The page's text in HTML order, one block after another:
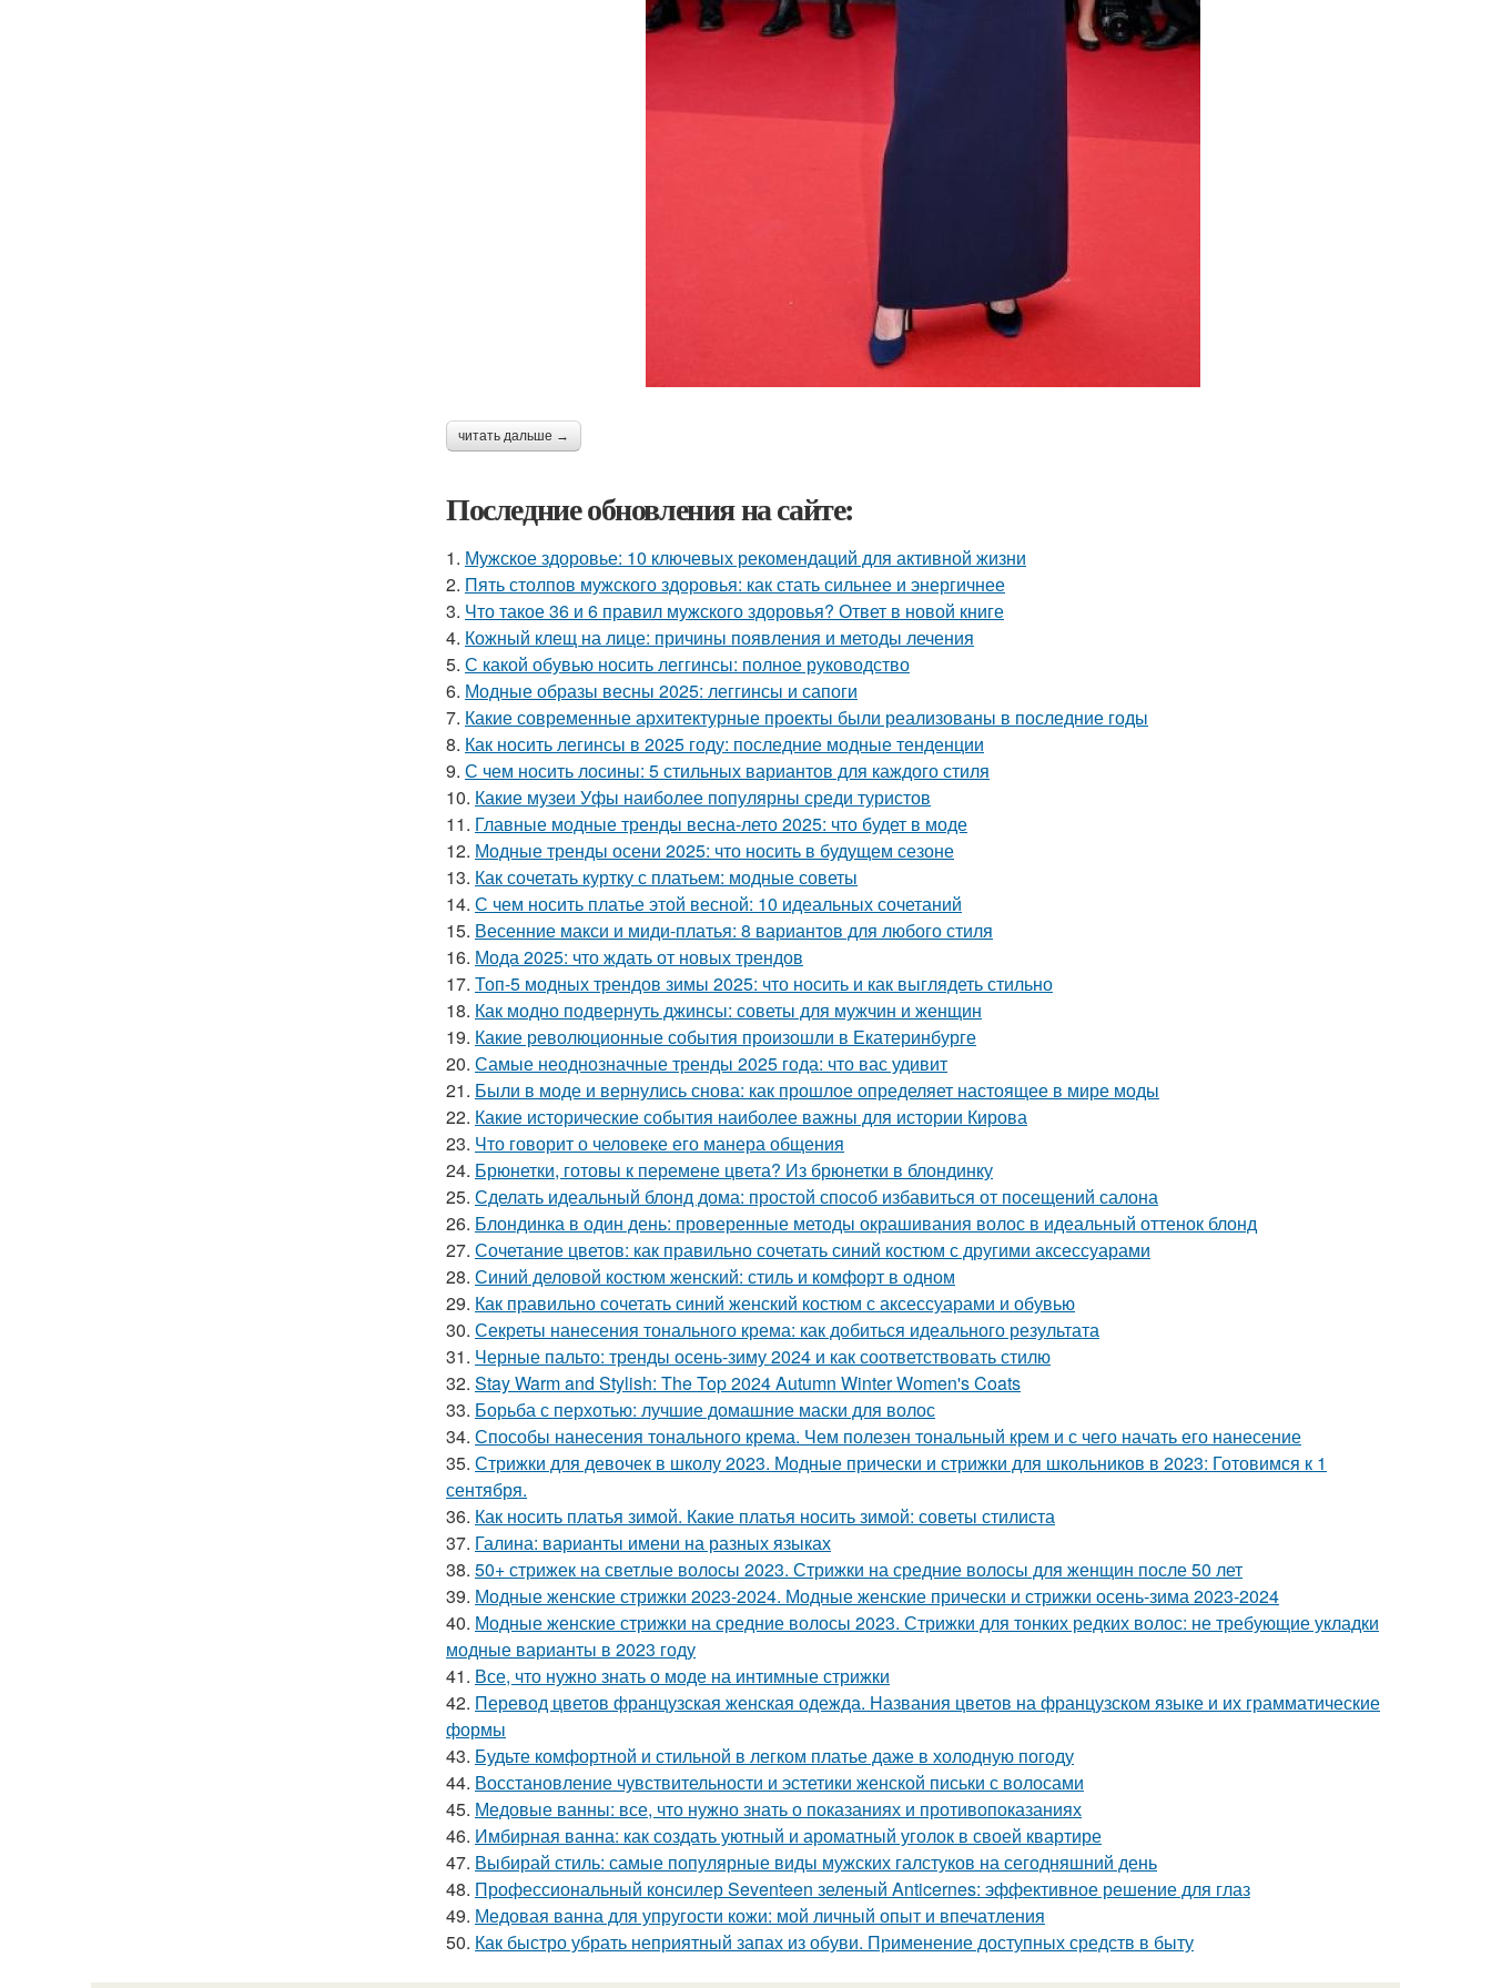
читать дальше →
Последние обновления на сайте:
1. Мужское здоровье: 10 ключевых рекомендаций для активной жизни
2. Пять столпов мужского здоровья: как стать сильнее и энергичнее
3. Что такое 36 и 6 правил мужского здоровья? Ответ в новой книге
4. Кожный клещ на лице: причины появления и методы лечения
5. С какой обувью носить леггинсы: полное руководство
6. Модные образы весны 2025: леггинсы и сапоги
7. Какие современные архитектурные проекты были реализованы в последние годы
8. Как носить легинсы в 2025 году: последние модные тенденции
9. С чем носить лосины: 5 стильных вариантов для каждого стиля
10. Какие музеи Уфы наиболее популярны среди туристов
11. Главные модные тренды весна-лето 2025: что будет в моде
12. Модные тренды осени 2025: что носить в будущем сезоне
13. Как сочетать куртку с платьем: модные советы
14. С чем носить платье этой весной: 10 идеальных сочетаний
15. Весенние макси и миди-платья: 8 вариантов для любого стиля
16. Мода 2025: что ждать от новых трендов
17. Топ-5 модных трендов зимы 2025: что носить и как выглядеть стильно
18. Как модно подвернуть джинсы: советы для мужчин и женщин
19. Какие революционные события произошли в Екатеринбурге
20. Самые неоднозначные тренды 2025 года: что вас удивит
21. Были в моде и вернулись снова: как прошлое определяет настоящее в мире моды
22. Какие исторические события наиболее важны для истории Кирова
23. Что говорит о человеке его манера общения
24. Брюнетки, готовы к перемене цвета? Из брюнетки в блондинку
25. Сделать идеальный блонд дома: простой способ избавиться от посещений салона
26. Блондинка в один день: проверенные методы окрашивания волос в идеальный оттенок блонд
27. Сочетание цветов: как правильно сочетать синий костюм с другими аксессуарами
28. Синий деловой костюм женский: стиль и комфорт в одном
29. Как правильно сочетать синий женский костюм с аксессуарами и обувью
30. Секреты нанесения тонального крема: как добиться идеального результата
31. Черные пальто: тренды осень-зиму 2024 и как соответствовать стилю
32. Stay Warm and Stylish: The Top 2024 Autumn Winter Women's Coats
33. Борьба с перхотью: лучшие домашние маски для волос
34. Способы нанесения тонального крема. Чем полезен тональный крем и с чего начать его нанесение
35. Стрижки для девочек в школу 2023. Модные прически и стрижки для школьников в 2023: Готовимся к 1
сентября.
36. Как носить платья зимой. Какие платья носить зимой: советы стилиста
37. Галина: варианты имени на разных языках
38. 50+ стрижек на светлые волосы 2023. Стрижки на средние волосы для женщин после 50 лет
39. Модные женские стрижки 2023-2024. Модные женские прически и стрижки осень-зима 2023-2024
40. Модные женские стрижки на средние волосы 2023. Стрижки для тонких редких волос: не требующие укладки
модные варианты в 2023 году
41. Все, что нужно знать о моде на интимные стрижки
42. Перевод цветов французская женская одежда. Названия цветов на французском языке и их грамматические
формы
43. Будьте комфортной и стильной в легком платье даже в холодную погоду
44. Восстановление чувствительности и эстетики женской письки с волосами
45. Медовые ванны: все, что нужно знать о показаниях и противопоказаниях
46. Имбирная ванна: как создать уютный и ароматный уголок в своей квартире
47. Выбирай стиль: самые популярные виды мужских галстуков на сегодняшний день
48. Профессиональный консилер Seventeen зеленый Anticernes: эффективное решение для глаз
49. Медовая ванна для упругости кожи: мой личный опыт и впечатления
50. Как быстро убрать неприятный запах из обуви. Применение доступных средств в быту